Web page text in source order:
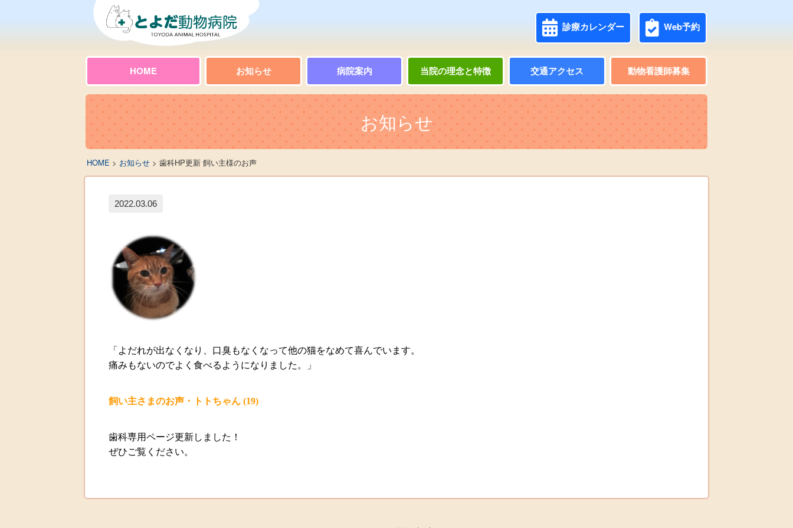
診療カレンダー Web予約
HOME お知らせ 病院案内 当院の理念と特徴 交通アクセス 動物看護師募集
お知らせ
HOME > お知らせ > 歯科HP更新 飼い主様のお声
2022.03.06
「よだれが出なくなり、口臭もなくなって他の猫をなめて喜んでいます。
痛みもないのでよく食べるようになりました。」
飼い主さまのお声・トトちゃん (19)
歯科専用ページ更新しました！
ぜひご覧ください。